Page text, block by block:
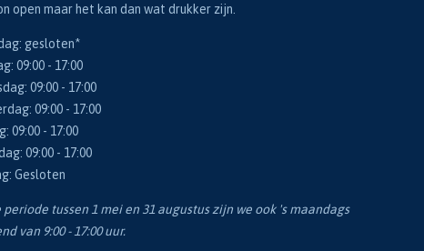
open maar het kan dan wat drukker zijn.
gesloten*
09:00 - 17:00
09:00 - 17:00
09:00 - 17:00
09:00 - 17:00
09:00 - 17:00
Gesloten
periode tussen 1 mei en 31 augustus zijn we ook 's maandags
van 9:00 - 17:00 uur.